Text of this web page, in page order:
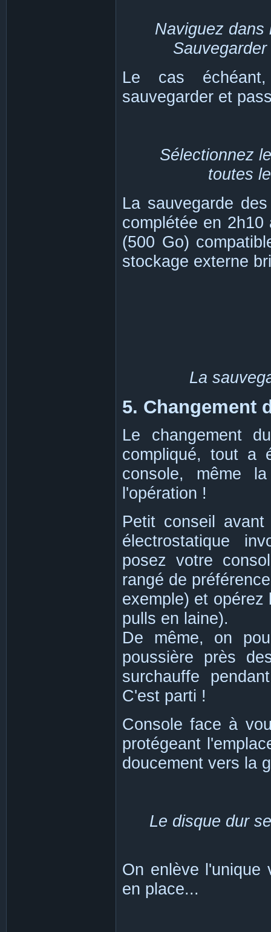
Naviguez dans
Le cas
sauvegarder et
Sélectionnez
toutes
La sauvegarde
complétée en
(500 Go)
stockage externe
La
5. Changement
Le changement
compliqué, tout a
console, même
l'opération !
Petit conseil
électrostatique
posez votre
rangé de
exemple) et
pulls en laine).
De même, on
poussière près
surchauffe
C'est parti !
Console face à
protégeant
doucement vers la
Le disque dur
On enlève l'unique
en place...